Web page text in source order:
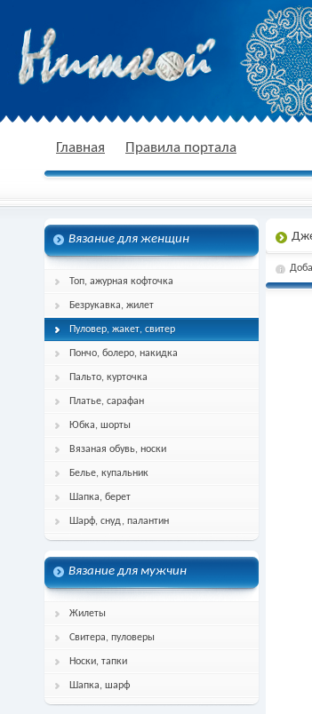
спицами, схема и описание
Главная Правила портала
Вязание для женщин
Топ, ажурная кофточка
Безрукавка, жилет
Пуловер, жакет, свитер
Пончо, болеро, накидка
Пальто, курточка
Платье, сарафан
Юбка, шорты
Вязаная обувь, носки
Белье, купальник
Шапка, берет
Шарф, снуд, палантин
Вязание для мужчин
Жилеты
Свитера, пуловеры
Носки, тапки
Шапка, шарф